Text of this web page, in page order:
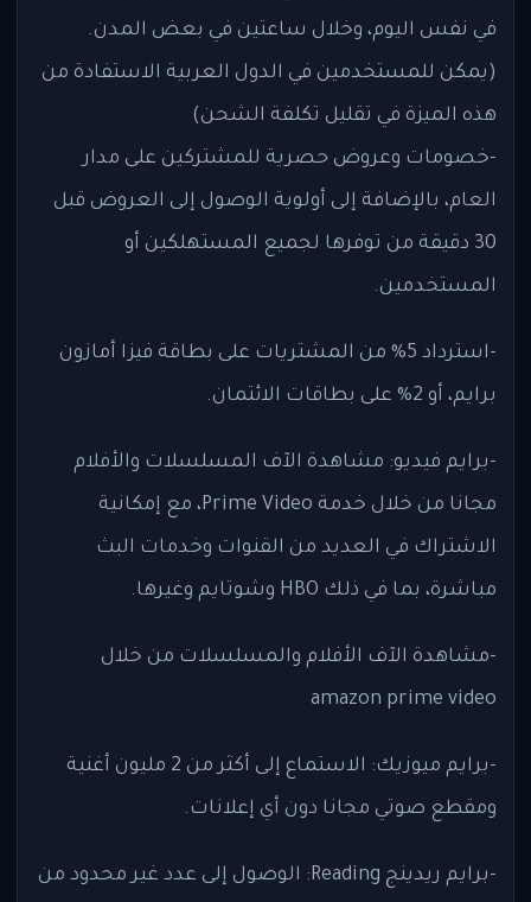
في نفس اليوم، وخلال ساعتين في بعض المدن.
(يمكن للمستخدمين في الدول العربية الاستفادة من
هذه الميزة في تقليل تكلفة الشحن)
-خصومات وعروض حصرية للمشتركين على مدار
العام، بالإضافة إلى أولوية الوصول إلى العروض قبل
30 دقيقة من توفرها لجميع المستهلكين أو
المستخدمين.
-استرداد 5% من المشتريات على بطاقة فيزا أمازون
برايم، أو 2% على بطاقات الائتمان.
-برايم فيديو: مشاهدة الآف المسلسلات والأفلام
مجانا من خلال خدمة Prime Video، مع إمكانية
الاشتراك في العديد من القنوات وخدمات البث
مباشرة، بما في ذلك HBO وشوتايم وغيرها.
-مشاهدة الآف الأفلام والمسلسلات من خلال
amazon prime video
-برايم ميوزيك: الاستماع إلى أكثر من 2 مليون أغنية
ومقطع صوتي مجانا دون أي إعلانات.
-برايم ريدينج Reading: الوصول إلى عدد غير محدود من